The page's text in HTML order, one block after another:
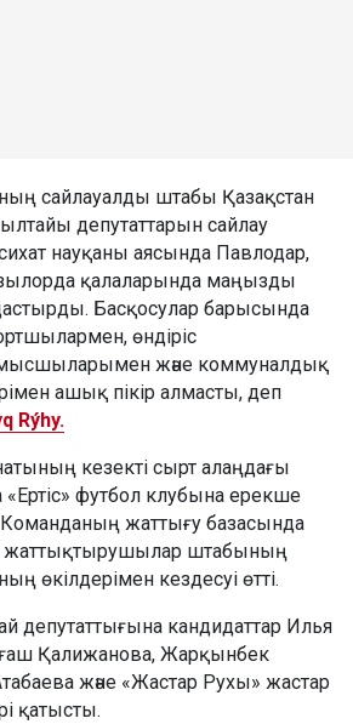
сайлауалды штабы Қазақстан
депутаттарын сайлау
науқаны аясында Павлодар,
қалаларында маңызды
Басқосулар барысында
өндіріс
және коммуналдық
ашық пікір алмасты, деп
Rýhy.
кезекті сырт алаңдағы
футбол клубына ерекше
Команданың жаттығу базасында
штабының
өкілдерімен кездесуі өтті.
депутаттығына кандидаттар Илья
Қалижанова, Жарқынбек
және «Жастар Рухы» жастар
қатысты.